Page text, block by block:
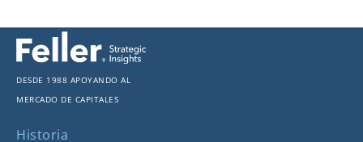
Desde 1988 apoyando al
mercado de capitales
Historia